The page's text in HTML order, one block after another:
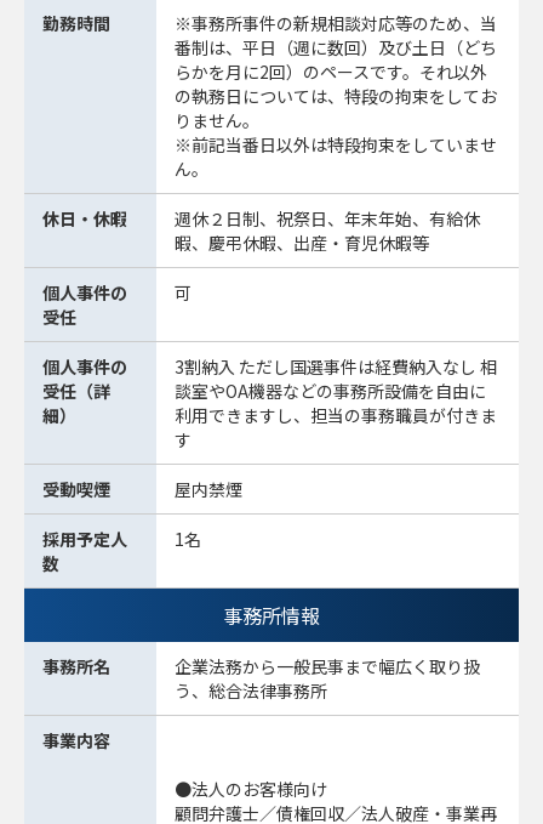
勤務時間
※事務所事件の新規相談対応等のため、当
番制は、平日（週に数回）及び土日（どち
らかを月に2回）のペースです。それ以外
の執務日については、特段の拘束をしてお
りません。
※前記当番日以外は特段拘束をしていませ
ん。
休日・休暇
週休２日制、祝祭日、年末年始、有給休
暇、慶弔休暇、出産・育児休暇等
個人事件の
受任
可
個人事件の
受任（詳
細）
3割納入 ただし国選事件は経費納入なし 相
談室やOA機器などの事務所設備を自由に
利用できますし、担当の事務職員が付きま
す
受動喫煙 屋内禁煙
採用予定人
数
1名
事務所情報
事務所名
企業法務から一般民事まで幅広く取り扱
う、総合法律事務所
事業内容
●法人のお客様向け
顧問弁護士／債権回収／法人破産・事業再